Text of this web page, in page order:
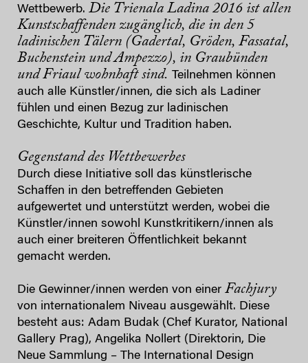
Wettbewerb. Die Trienala Ladina 2016 ist allen
Kunstschaffenden zugänglich, die in den 5
ladinischen Tälern (Gadertal, Gröden, Fassatal,
Buchenstein und Ampezzo), in Graubünden
und Friaul wohnhaft sind. Teilnehmen können
auch alle Künstler/innen, die sich als Ladiner
fühlen und einen Bezug zur ladinischen
Geschichte, Kultur und Tradition haben.
Gegenstand des Wettbewerbes
Durch diese Initiative soll das künstlerische
Schaffen in den betreffenden Gebieten
aufgewertet und unterstützt werden, wobei die
Künstler/innen sowohl Kunstkritikern/innen als
auch einer breiteren Öffentlichkeit bekannt
gemacht werden.
Die Gewinner/innen werden von einer Fachjury
von internationalem Niveau ausgewählt. Diese
besteht aus: Adam Budak (Chef Kurator, National
Gallery Prag), Angelika Nollert (Direktorin, Die
Neue Sammlung – The International Design